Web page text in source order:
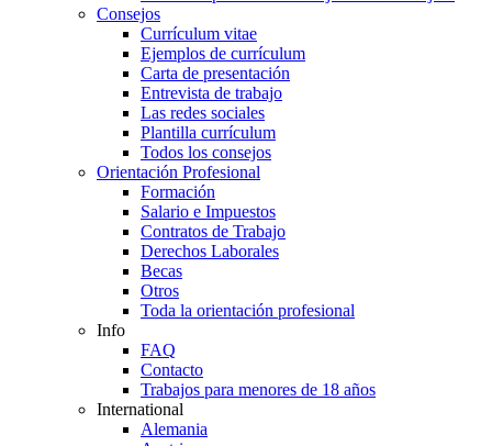
Consejos
Currículum vitae
Ejemplos de currículum
Carta de presentación
Entrevista de trabajo
Las redes sociales
Plantilla currículum
Todos los consejos
Orientación Profesional
Formación
Salario e Impuestos
Contratos de Trabajo
Derechos Laborales
Becas
Otros
Toda la orientación profesional
Info
FAQ
Contacto
Trabajos para menores de 18 años
International
Alemania